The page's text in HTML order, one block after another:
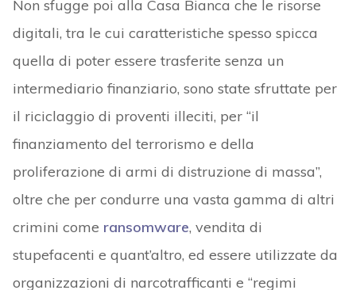
Non sfugge poi alla Casa Bianca che le risorse
digitali, tra le cui caratteristiche spesso spicca
quella di poter essere trasferite senza un
intermediario finanziario, sono state sfruttate per
il riciclaggio di proventi illeciti, per “il
finanziamento del terrorismo e della
proliferazione di armi di distruzione di massa”,
oltre che per condurre una vasta gamma di altri
crimini come ransomware, vendita di
stupefacenti e quant’altro, ed essere utilizzate da
organizzazioni di narcotrafficanti e “regimi